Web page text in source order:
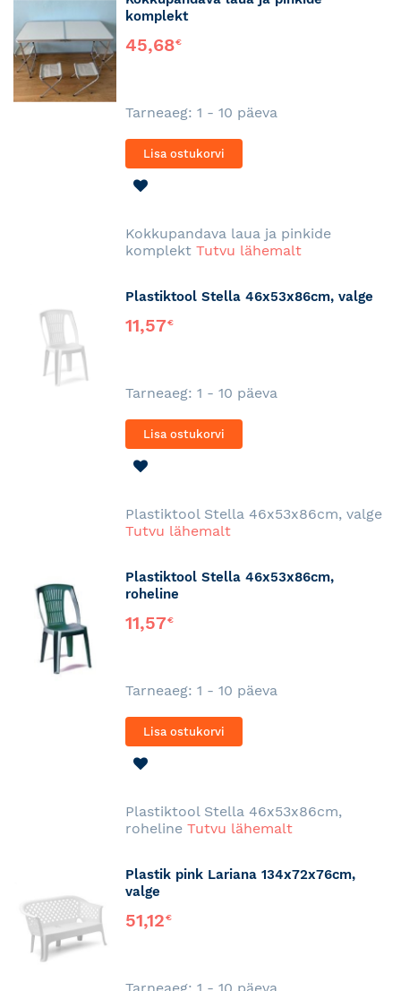
komplekt
45,68€
Tarneaeg: 1 - 10 päeva
Lisa ostukorvi
Kokkupandava laua ja pinkide
komplekt Tutvu lähemalt
Plastiktool Stella 46x53x86cm, valge
11,57€
Tarneaeg: 1 - 10 päeva
Lisa ostukorvi
Plastiktool Stella 46x53x86cm, valge
Tutvu lähemalt
Plastiktool Stella 46x53x86cm,
roheline
11,57€
Tarneaeg: 1 - 10 päeva
Lisa ostukorvi
Plastiktool Stella 46x53x86cm,
roheline Tutvu lähemalt
Plastik pink Lariana 134x72x76cm,
valge
51,12€